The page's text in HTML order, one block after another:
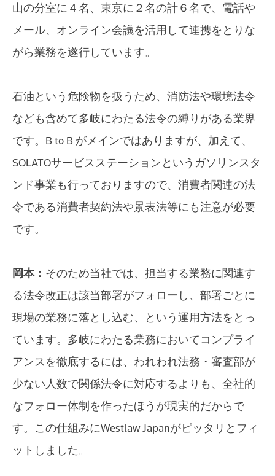
山の分室に４名、東京に２名の計６名で、電話や
メール、オンライン会議を活用して連携をとりな
がら業務を遂行しています。
石油という危険物を扱うため、消防法や環境法令
なども含めて多岐にわたる法令の縛りがある業界
です。B to B がメインではありますが、加えて、
SOLATOサービスステーションというガソリンスタ
ンド事業も行っておりますので、消費者関連の法
令である消費者契約法や景表法等にも注意が必要
です。
岡本： そのため当社では、担当する業務に関連す
る法令改正は該当部署がフォローし、部署ごとに
現場の業務に落とし込む、という運用方法をとっ
ています。多岐にわたる業務においてコンプライ
アンスを徹底するには、われわれ法務・審査部が
少ない人数で関係法令に対応するよりも、全社的
なフォロー体制を作ったほうが現実的だからで
す。この仕組みにWestlaw Japanがピッタリとフィ
ットしました。